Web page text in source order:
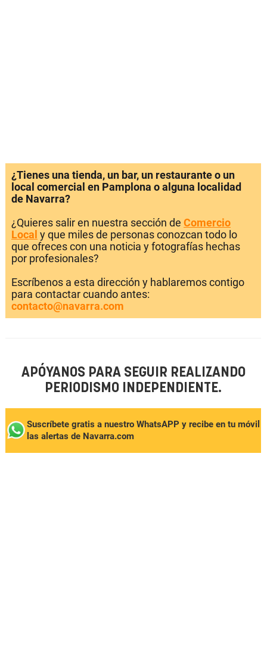
¿Tienes una tienda, un bar, un restaurante o un
local comercial en Pamplona o alguna localidad
de Navarra?
¿Quieres salir en nuestra sección de Comercio
Local y que miles de personas conozcan todo lo
que ofreces con una noticia y fotografías hechas
por profesionales?
Escríbenos a esta dirección y hablaremos contigo
para contactar cuando antes:
contacto@navarra.com
APÓYANOS PARA SEGUIR REALIZANDO
PERIODISMO INDEPENDIENTE.
Suscríbete gratis a nuestro WhatsAPP y recibe en tu móvil
las alertas de Navarra.com